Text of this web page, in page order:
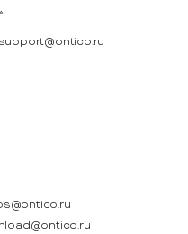
support@ontico.ru